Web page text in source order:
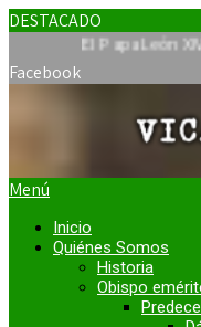
DESTACADO
El Papa León XIV
Facebook
Menú
Inicio
Quiénes Somos
Historia
Obispo